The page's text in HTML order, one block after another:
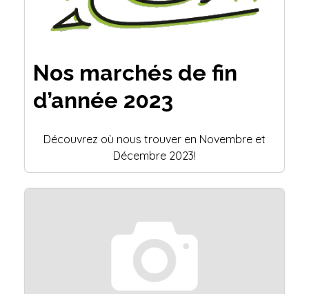
Nos marchés de fin
d’année 2023
Découvrez où nous trouver en Novembre et
Décembre 2023!